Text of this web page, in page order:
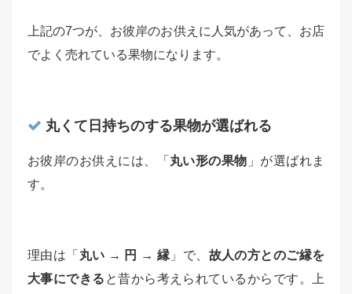
上記の7つが、お彼岸のお供えに人気があって、お店
でよく売れている果物になります。
丸くて日持ちのする果物が選ばれる
お彼岸のお供えには、「 丸い形の果物 」が選ばれま
す。
理由は「 丸い → 円 → 縁 」で、 故人の方とのご縁を
大事にできる と昔から考えられているからです。上